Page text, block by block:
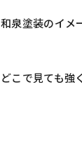
和泉塗装のイメ
どこで見ても